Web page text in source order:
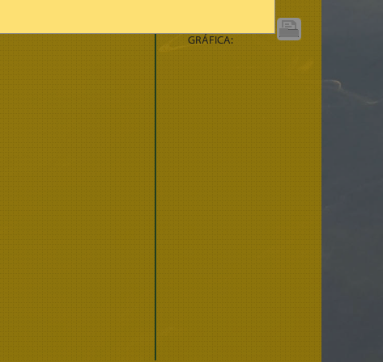
GRÁFICA: